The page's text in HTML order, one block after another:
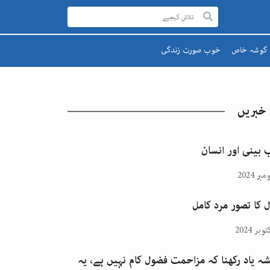
گوشہ خاص
قائد اعظم
اقبالؒ
خوب صورت زندگی
خبریں
بینی اور انسان
کا تصور مرد کامل
یاد رکھنا کہ مزاحمت فضول کام نہیں ہے، یہ